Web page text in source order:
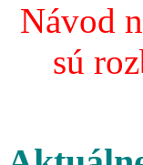
Návod
sú